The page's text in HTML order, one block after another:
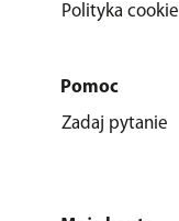
Polityka cookie
Pomoc
Zadaj pytanie